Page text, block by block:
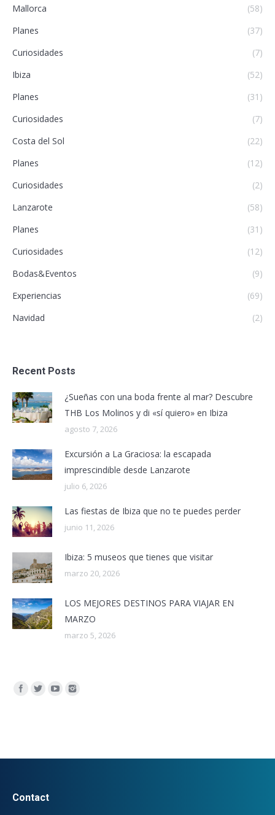
Mallorca
(58)
Planes
(37)
Curiosidades
(7)
Ibiza
(52)
Planes
(31)
Curiosidades
(7)
Costa del Sol
(22)
Planes
(12)
Curiosidades
(2)
Lanzarote
(58)
Planes
(31)
Curiosidades
(12)
Bodas&Eventos
(9)
Experiencias
(69)
Navidad
(2)
Recent Posts
¿Sueñas con una boda frente al mar? Descubre
THB Los Molinos y di «sí quiero» en Ibiza
agosto 7, 2026
Excursión a La Graciosa: la escapada
imprescindible desde Lanzarote
julio 6, 2026
Las fiestas de Ibiza que no te puedes perder
junio 11, 2026
Ibiza: 5 museos que tienes que visitar
marzo 20, 2026
LOS MEJORES DESTINOS PARA VIAJAR EN
MARZO
marzo 5, 2026
Encuéntranos en:
Contact